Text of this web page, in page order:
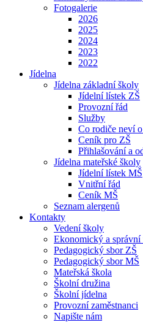
Fotogalerie
2026
2025
2024
2023
2022
Jídelna
Jídelna základní školy
Jídelní lístek ZŠ
Provozní řád
Služby
Co rodiče neví
Ceník pro ZŠ
Přihlašování a
Jídelna mateřské školy
Jídelní lístek MŠ
Vnitřní řád
Ceník MŠ
Seznam alergenů
Kontakty
Vedení školy
Ekonomický a správní
Pedagogický sbor ZŠ
Pedagogický sbor MŠ
Mateřská škola
Školní družina
Školní jídelna
Provozní zaměstnanci
Napište nám